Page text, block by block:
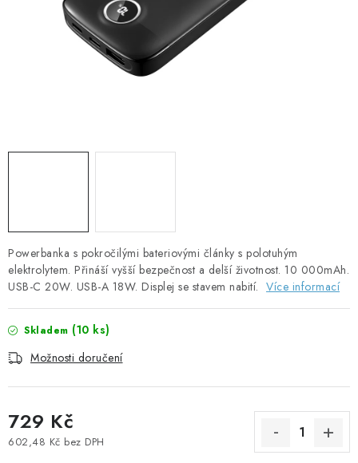
OLOVĚNÉ A LITHIOVÉ BATERIE
MĚNIČE NAPĚTÍ
OVLÁDÁNÍ A MONITORING
JIŠTĚNÍ DC
POWERBANKY
Powerbanka s pokročilými bateriovými články s polotuhým
elektrolytem. Přináší vyšší bezpečnost a delší životnost. 10 000mAh.
USB-C 20W. USB-A 18W. Displej se stavem nabití. Více informací
Skladem (10 ks)
Možnosti doručení
729 Kč
602,48 Kč bez DPH